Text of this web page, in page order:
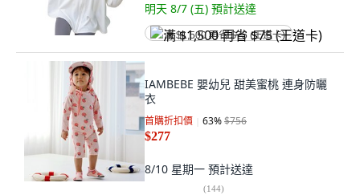
明天 8/7 (五) 預計送達
满 $1,500 再省 $75 (王道卡)
IAMBEBE 嬰幼兒 甜美蜜桃 連身防曬
衣
首購折扣價 63%$756
$277
8/10 星期一 預計送達
(144)